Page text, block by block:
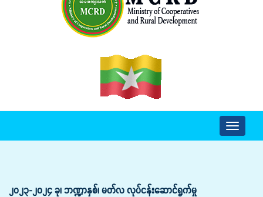
Toggle
၂၀၂၃-၂၀၂၄ ခု၊ ဘဏ္ဍာနှစ်၊ မတ်လ လုပ်င‌န်းဆောင်ရွက်မှု